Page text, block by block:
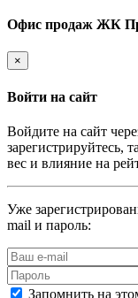
Офис продаж ЖК
×
Войти на сайт
Войдите на сайт
зарегистрируйтесь,
вес и влияние на
Уже
mail и пароль:
Запомнить на